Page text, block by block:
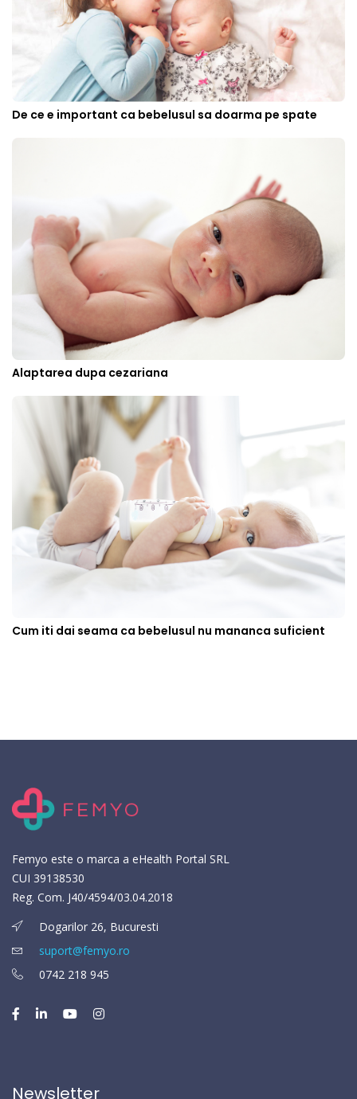
De ce e important ca bebelusul sa doarma pe spate
Alaptarea dupa cezariana
Cum iti dai seama ca bebelusul nu mananca suficient
Femyo este o marca a eHealth Portal SRL
CUI 39138530
Reg. Com. J40/4594/03.04.2018
Dogarilor 26, Bucuresti
suport@femyo.ro
0742 218 945
Newsletter